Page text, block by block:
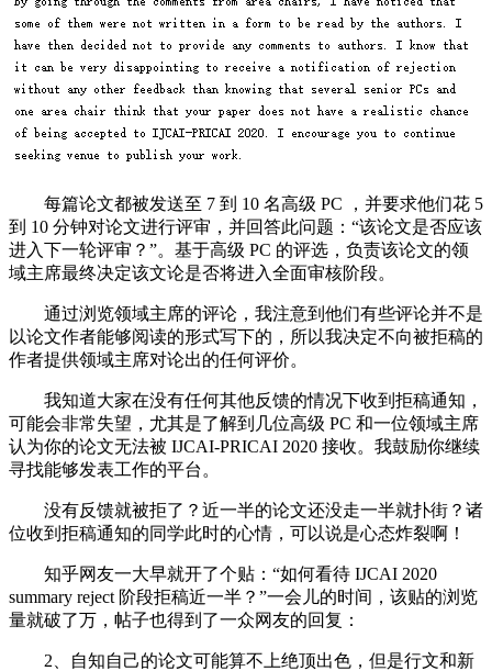
每篇论文都被发送至 7 到 10 名高级 PC ，并要求他们花 5
到 10 分钟对论文进行评审，并回答此问题：“该论文是否应该
进入下一轮评审？”。基于高级 PC 的评选，负责该论文的领
域主席最终决定该文论是否将进入全面审核阶段。
通过浏览领域主席的评论，我注意到他们有些评论并不是
以论文作者能够阅读的形式写下的，所以我决定不向被拒稿的
作者提供领域主席对论出的任何评价。
我知道大家在没有任何其他反馈的情况下收到拒稿通知，
可能会非常失望，尤其是了解到几位高级 PC 和一位领域主席
认为你的论文无法被 IJCAI-PRICAI 2020 接收。我鼓励你继续
寻找能够发表工作的平台。
没有反馈就被拒了？近一半的论文还没走一半就扑街？诸
位收到拒稿通知的同学此时的心情，可以说是心态炸裂啊！
知乎网友一大早就开了个贴：“如何看待 IJCAI 2020
summary reject 阶段拒稿近一半？”一会儿的时间，该贴的浏览
量就破了万，帖子也得到了一众网友的回复：
2、自知自己的论文可能算不上绝顶出色，但是行文和新